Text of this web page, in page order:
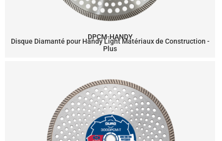
DPCM-HANDY
Disque Diamanté pour Handy Light Matériaux de Construction -
Plus